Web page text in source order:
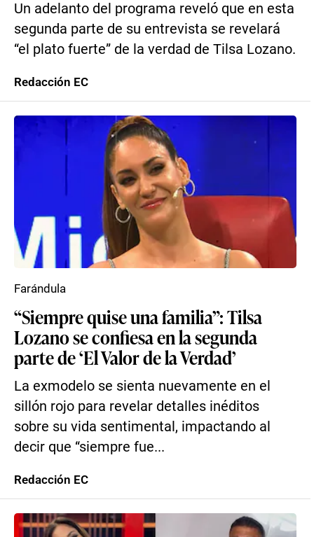
Un adelanto del programa reveló que en esta
segunda parte de su entrevista se revelará
“el plato fuerte” de la verdad de Tilsa Lozano.
Redacción EC
“Siempre quise una familia”: Tilsa
Lozano se confiesa en la segunda
parte de ‘El Valor de la Verdad’
La exmodelo se sienta nuevamente en el
sillón rojo para revelar detalles inéditos
sobre su vida sentimental, impactando al
decir que “siempre fue...
Farándula
Redacción EC